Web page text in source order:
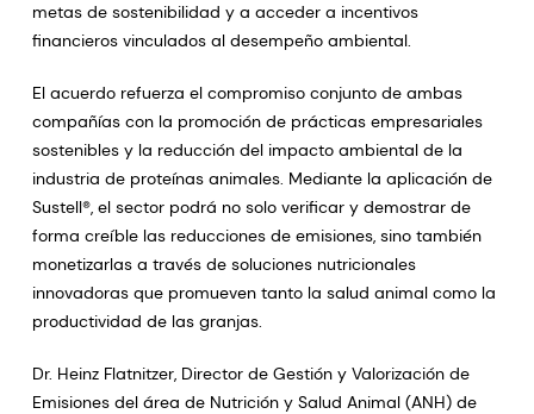
metas de sostenibilidad y a acceder a incentivos
financieros vinculados al desempeño ambiental.
El acuerdo refuerza el compromiso conjunto de ambas
compañías con la promoción de prácticas empresariales
sostenibles y la reducción del impacto ambiental de la
industria de proteínas animales. Mediante la aplicación de
Sustell®, el sector podrá no solo verificar y demostrar de
forma creíble las reducciones de emisiones, sino también
monetizarlas a través de soluciones nutricionales
innovadoras que promueven tanto la salud animal como la
productividad de las granjas.
Dr. Heinz Flatnitzer, Director de Gestión y Valorización de
Emisiones del área de Nutrición y Salud Animal (ANH) de